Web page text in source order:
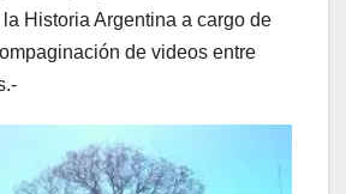
Historia Argentina a cargo de
de videos entre